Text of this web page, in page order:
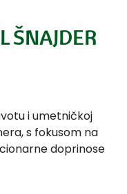
ŠNAJDER
i umetničkoj
s fokusom na
doprinose